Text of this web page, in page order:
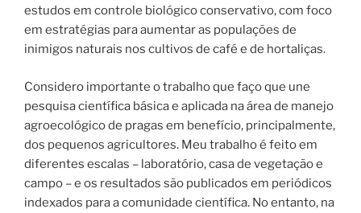
estudos em controle biológico conservativo, com foco
em estratégias para aumentar as populações de
inimigos naturais nos cultivos de café e de hortaliças.
Considero importante o trabalho que faço que une
pesquisa científica básica e aplicada na área de manejo
agroecológico de pragas em benefício, principalmente,
dos pequenos agricultores. Meu trabalho é feito em
diferentes escalas – laboratório, casa de vegetação e
campo – e os resultados são publicados em periódicos
indexados para a comunidade científica. No entanto, na